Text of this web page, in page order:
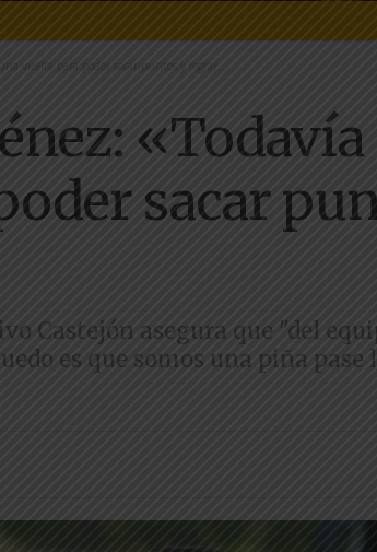
vuelta para poder sacar puntos y lograr...
«Todavía
sacar
Castejón asegura que "del
es que somos una piña pase